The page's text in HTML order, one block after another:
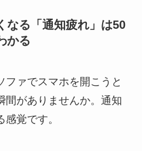
なる「通知疲れ」は50
かる
ファでスマホを開こうと
間がありませんか。通知
覚です。